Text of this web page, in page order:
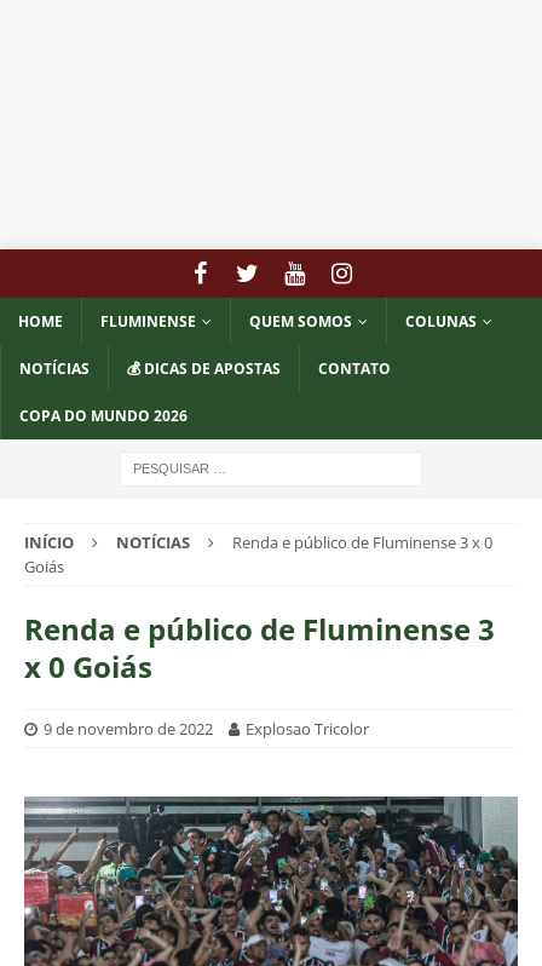
HOME FLUMINENSE QUEM SOMOS COLUNAS
NOTÍCIAS 💰 DICAS DE APOSTAS CONTATO
COPA DO MUNDO 2026
INÍCIO NOTÍCIAS
Renda e público de Fluminense 3 x 0
Goiás
Renda e público de Fluminense 3
x 0 Goiás
9 de novembro de 2022 Explosao Tricolor